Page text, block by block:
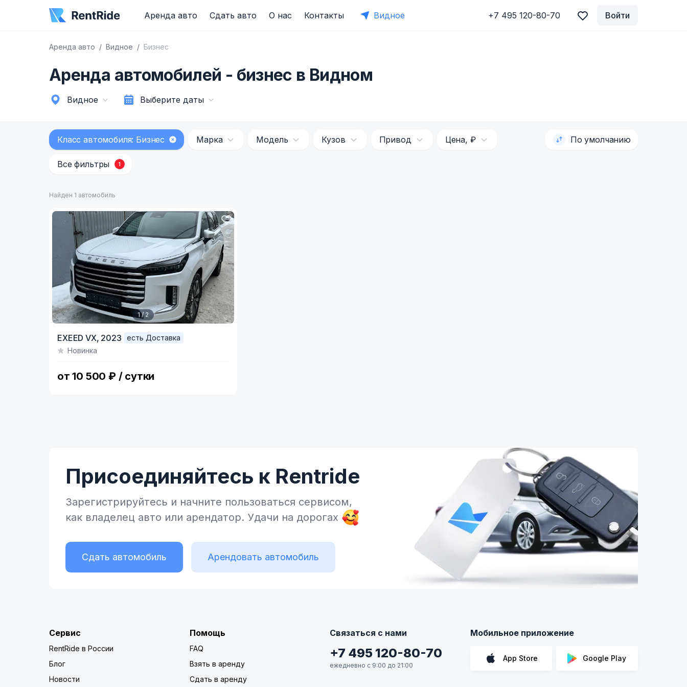
Аренда авто Сдать авто О нас Контакты Видное +7 495 120-80-70 Войти
Аренда авто Видное Бизнес
Аренда автомобилей - бизнес в Видном
Видное Выберите даты
Класс автомобиля: Бизнес Марка Модель Кузов Привод Цена, ₽
Все фильтры 1
По умолчанию
Найден 1 автомобиль
of
1 / 2
EXEED VX, 2023
есть Доставка
Новинка
от 10 500 ₽ / сутки
Присоединяйтесь к Rentride
Зарегистрируйтесь и начните пользоваться сервисом,
как владелец авто или арендатор. Удачи на дорогах
Сдать автомобиль Арендовать автомобиль
Сервис
RentRide в России
Блог
Новости
Помощь
FAQ
Взять в аренду
Сдать в аренду
Связаться с нами
+7 495 120-80-70
ежедневно с 9:00 до 21:00
Мобильное приложение
App Store Google Play